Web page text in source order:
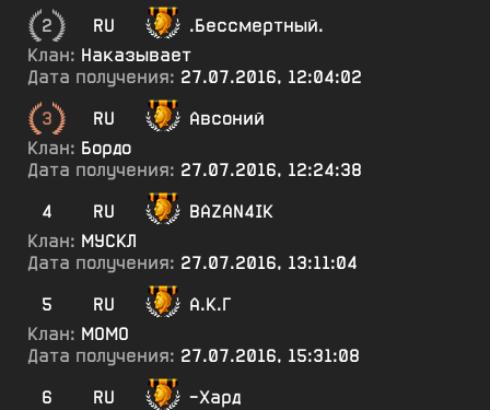
2
RU
.Бессмертный.
Клан: Наказывает
Дата получения: 27.07.2016, 12:04:02
3
RU
Авсоний
Клан: Бордо
Дата получения: 27.07.2016, 12:24:38
4
RU
BAZAN4IK
Клан: МУСКЛ
Дата получения: 27.07.2016, 13:11:04
5
RU
А.К.Г
Клан: МОМО
Дата получения: 27.07.2016, 15:31:08
6
RU
-Хард